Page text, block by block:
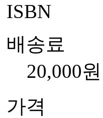
ISBN
배송료
20,000
가격